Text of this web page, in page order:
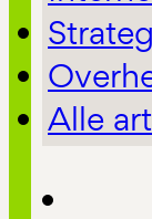
Alle